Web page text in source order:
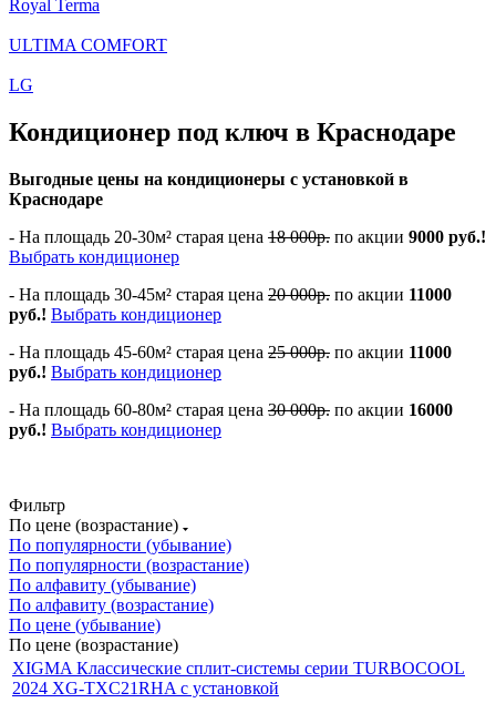
Royal Terma
ULTIMA COMFORT
LG
Кондиционер под ключ в Краснодаре
Выгодные цены на кондиционеры с установкой в
Краснодаре
- На площадь 20-30м² старая цена 18 000р. по акции 9000 руб.!
Выбрать кондиционер
- На площадь 30-45м² старая цена 20 000р. по акции 11000
руб.! Выбрать кондиционер
- На площадь 45-60м² старая цена 25 000р. по акции 11000
руб.! Выбрать кондиционер
- На площадь 60-80м² старая цена 30 000р. по акции 16000
руб.! Выбрать кондиционер
Фильтр
По цене (возрастание)
По популярности (убывание)
По популярности (возрастание)
По алфавиту (убывание)
По алфавиту (возрастание)
По цене (убывание)
По цене (возрастание)
XIGMA Классические сплит-системы серии TURBOCOOL
2024 XG-TXC21RHA с установкой